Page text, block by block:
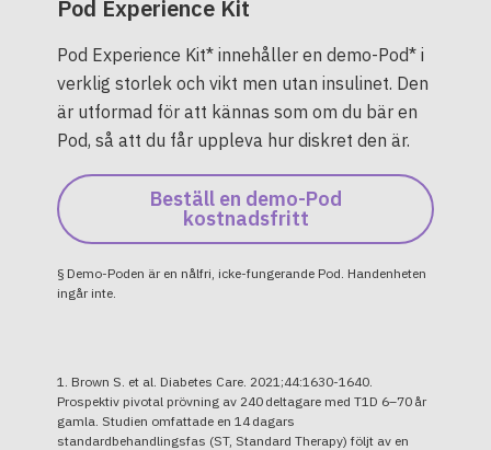
Pod Experience Kit
Pod Experience Kit* innehåller en demo-Pod* i
verklig storlek och vikt men utan insulinet. Den
är utformad för att kännas som om du bär en
Pod, så att du får uppleva hur diskret den är.
Beställ en demo-Pod
kostnadsfritt
§ Demo-Poden är en nålfri, icke-fungerande Pod. Handenheten
ingår inte.
1. Brown S. et al. Diabetes Care. 2021;44:1630-1640.
Prospektiv pivotal prövning av 240 deltagare med T1D 6–70 år
gamla. Studien omfattade en 14 dagars
standardbehandlingsfas (ST, Standard Therapy) följt av en